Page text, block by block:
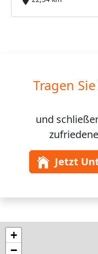
Tragen
und
Jetzt
+
−